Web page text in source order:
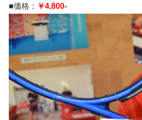
■価格： ￥4,800-